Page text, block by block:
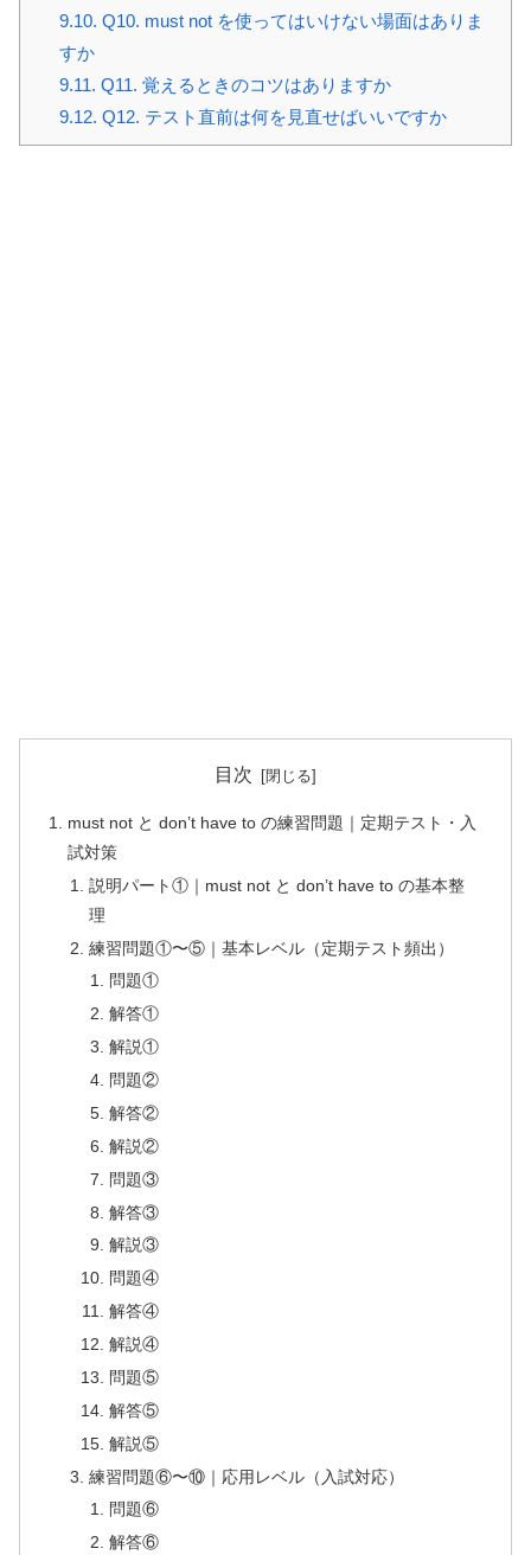
9.10. Q10. must not を使ってはいけない場面はありま
すか
9.11. Q11. 覚えるときのコツはありますか
9.12. Q12. テスト直前は何を見直せばいいですか
目次
must not と don’t have to の練習問題｜定期テスト・入
試対策
説明パート①｜must not と don’t have to の基本整
理
練習問題①〜⑤｜基本レベル（定期テスト頻出）
問題①
解答①
解説①
問題②
解答②
解説②
問題③
解答③
解説③
問題④
解答④
解説④
問題⑤
解答⑤
解説⑤
練習問題⑥〜⑩｜応用レベル（入試対応）
問題⑥
解答⑥